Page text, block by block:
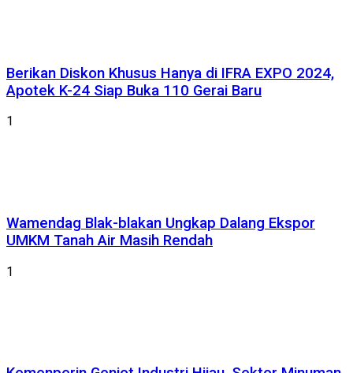
Berikan Diskon Khusus Hanya di IFRA EXPO 2024,
Apotek K-24 Siap Buka 110 Gerai Baru
1
Wamendag Blak-blakan Ungkap Dalang Ekspor
UMKM Tanah Air Masih Rendah
1